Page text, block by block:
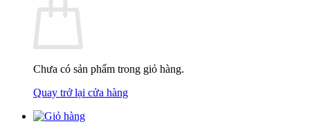
Chưa có sản phẩm trong giỏ hàng.
Quay trở lại cửa hàng